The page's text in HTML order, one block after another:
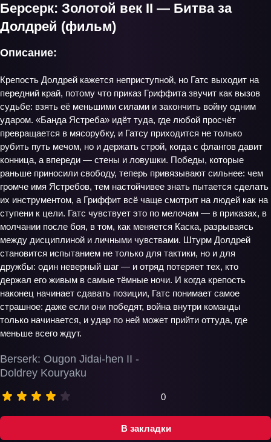
В закладки
Берсерк: Золотой век II — Битва за
Долдрей (фильм)
Berserk: Ougon Jidai-hen II -
Doldrey Kouryaku
0
Описание:
Крепость Долдрей кажется неприступной, но Гатс выходит на
передний край, потому что приказ Гриффита звучит как вызов
судьбе: взять её меньшими силами и закончить войну одним
ударом. «Банда Ястреба» идёт туда, где любой просчёт
превращается в мясорубку, и Гатсу приходится не только
рубить путь мечом, но и держать строй, когда с флангов давит
конница, а впереди — стены и ловушки. Победы, которые
раньше приносили свободу, теперь привязывают сильнее: чем
громче имя Ястребов, тем настойчивее знать пытается сделать
их инструментом, а Гриффит всё чаще смотрит на людей как на
ступени к цели. Гатс чувствует это по мелочам — в приказах, в
молчании после боя, в том, как меняется Каска, разрываясь
между дисциплиной и личными чувствами. Штурм Долдрей
становится испытанием не только для тактики, но и для
дружбы: один неверный шаг — и отряд потеряет тех, кто
держал его живым в самые тёмные ночи. И когда крепость
наконец начинает сдавать позиции, Гатс понимает самое
страшное: даже если они победят, война внутри команды
только начинается, и удар по ней может прийти оттуда, где
меньше всего ждут.